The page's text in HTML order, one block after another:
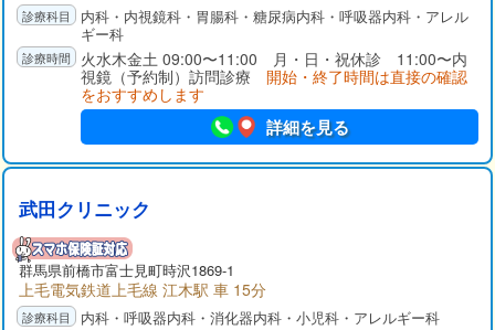
内科・内視鏡科・胃腸科・糖尿病内科・呼吸器内科・アレル
ギー科
火水木金土 09:00〜11:00 月・日・祝休診 11:00〜内
視鏡（予約制）訪問診療 開始・終了時間は直接の確認
をおすすめします
詳細を見る
武田クリニック
群馬県前橋市富士見町時沢1869-1
上毛電気鉄道上毛線 江木駅 車 15分
内科・呼吸器内科・消化器内科・小児科・アレルギー科